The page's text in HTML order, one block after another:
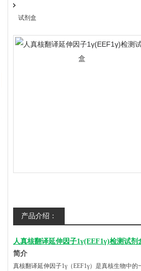
试剂盒
产品介绍：
人真核翻译延伸因子1γ(EEF1γ)检测试剂
简介
真核翻译延伸因子1γ（EEF1γ）是真核生物中